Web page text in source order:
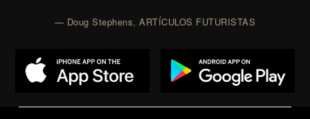
— Doug Stephens, ARTÍCULOS FUTURISTAS